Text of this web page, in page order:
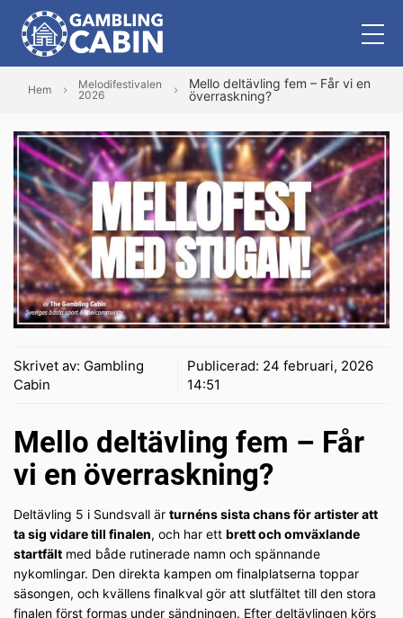
Hem
Melodifestivalen
2026
Mello deltävling fem – Får vi en
överraskning?
Skrivet av: Gambling
Cabin
Publicerad: 24 februari, 2026
14:51
Mello deltävling fem – Får
vi en överraskning?
Deltävling 5 i Sundsvall är turnéns sista chans för artister att
ta sig vidare till finalen, och har ett brett och omväxlande
startfält med både rutinerade namn och spännande
nykomlingar. Den direkta kampen om finalplatserna toppar
säsongen, och kvällens finalkval gör att slutfältet till den stora
finalen först formas under sändningen. Efter deltävlingen körs